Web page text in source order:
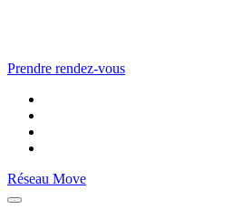
Prendre rendez-vous
Réseau Move